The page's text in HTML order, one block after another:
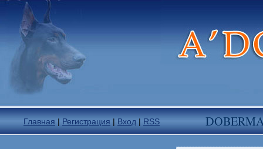
Главная | Регистрация | Вход | RSS